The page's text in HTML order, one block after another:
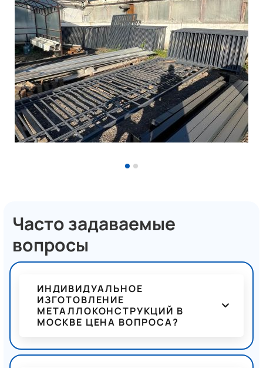
Часто задаваемые
вопросы
ИНДИВИДУАЛЬНОЕ
ИЗГОТОВЛЕНИЕ
МЕТАЛЛОКОНСТРУКЦИЙ В
МОСКВЕ ЦЕНА ВОПРОСА?